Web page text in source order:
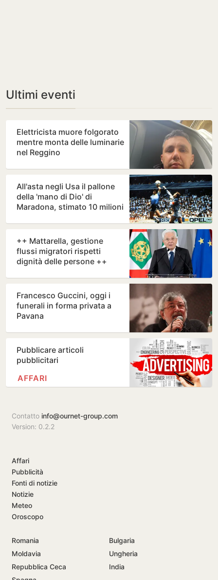
Ultimi eventi
Elettricista muore folgorato
mentre monta delle luminarie
nel Reggino
All'asta negli Usa il pallone
della 'mano di Dio' di
Maradona, stimato 10 milioni
++ Mattarella, gestione
flussi migratori rispetti
dignità delle persone ++
Francesco Guccini, oggi i
funerali in forma privata a
Pavana
Pubblicare articoli
pubblicitari
AFFARI
Contatto info@ournet-group.com
Version: 0.2.2
Affari
Pubblicità
Fonti di notizie
Notizie
Meteo
Oroscopo
Romania
Bulgaria
Moldavia
Ungheria
Repubblica Ceca
India